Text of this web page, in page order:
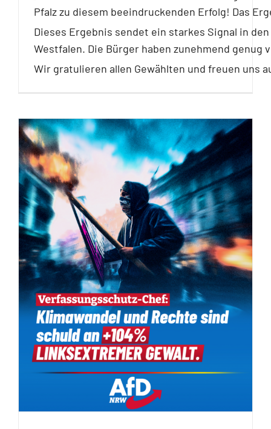
Pfalz zu diesem beeindruckenden Erfolg! Das
Dieses Ergebnis sendet ein starkes Signal in
Westfalen. Die Bürger haben zunehmend
Wir gratulieren allen Gewählten und freuen uns